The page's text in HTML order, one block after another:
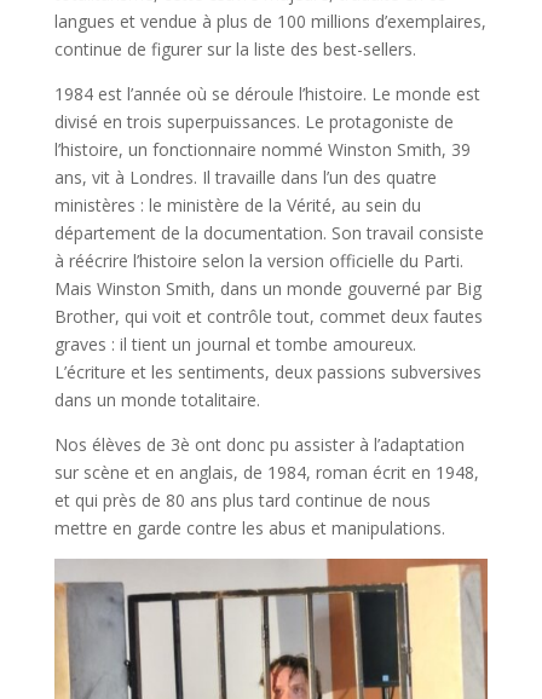
langues et vendue à plus de 100 millions d’exemplaires,
continue de figurer sur la liste des best-sellers.
1984 est l’année où se déroule l’histoire. Le monde est
divisé en trois superpuissances. Le protagoniste de
l’histoire, un fonctionnaire nommé Winston Smith, 39
ans, vit à Londres. Il travaille dans l’un des quatre
ministères : le ministère de la Vérité, au sein du
département de la documentation. Son travail consiste
à réécrire l’histoire selon la version officielle du Parti.
Mais Winston Smith, dans un monde gouverné par Big
Brother, qui voit et contrôle tout, commet deux fautes
graves : il tient un journal et tombe amoureux.
L’écriture et les sentiments, deux passions subversives
dans un monde totalitaire.
Nos élèves de 3è ont donc pu assister à l’adaptation
sur scène et en anglais, de 1984, roman écrit en 1948,
et qui près de 80 ans plus tard continue de nous
mettre en garde contre les abus et manipulations.